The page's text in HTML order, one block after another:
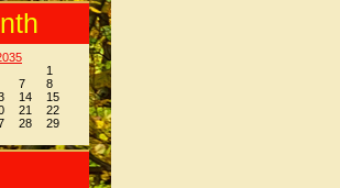
1
7
8
14
15
21
22
28
29